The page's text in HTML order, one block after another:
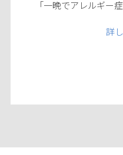
「一晩でアレルギー
詳